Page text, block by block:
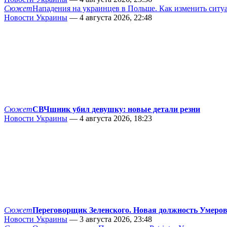
СюжетНападения на украинцев в Польше. Как изменить
Новости Украины — 4 августа 2026, 22:48
СюжетСВЧшник убил девушку: новые детали резни
Новости Украины — 4 августа 2026, 18:23
СюжетПереговорщик Зеленского. Новая должность
Новости Украины — 3 августа 2026, 23:48